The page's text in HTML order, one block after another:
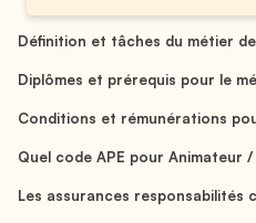
Définition et tâches du métier
Diplômes et prérequis pour le
Conditions et rémunérations
Quel code APE pour Animateur
Les assurances responsabilités